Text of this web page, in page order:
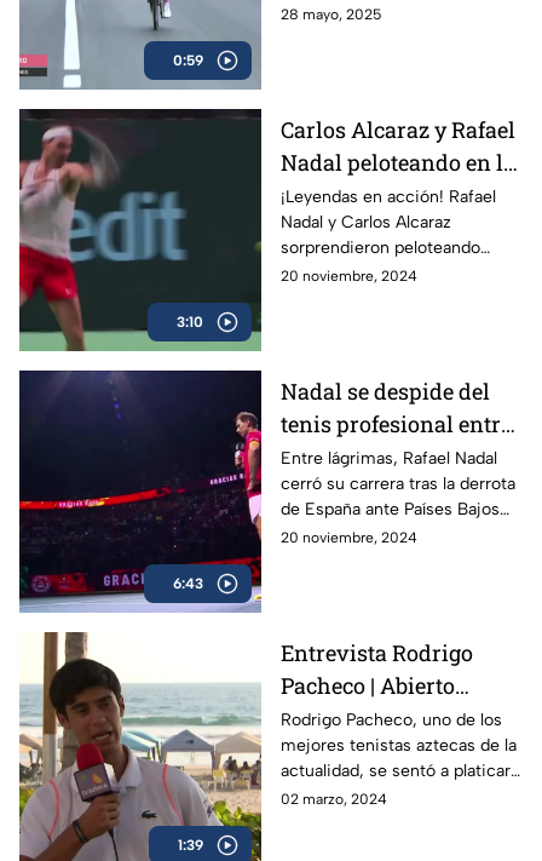
0:59
consolidándose como líder de
28 mayo, 2025
3:10
Carlos Alcaraz y Rafael
Nadal peloteando en la
Copa Davis
¡Leyendas en acción! Rafael
Nadal y Carlos Alcaraz
sorprendieron peloteando
juntos en la Copa Davis
20 noviembre, 2024
6:43
Nadal se despide del
tenis profesional entre
lágrimas
Entre lágrimas, Rafael Nadal
cerró su carrera tras la derrota
de España ante Países Bajos
en la Copa Davis, dejando un
20 noviembre, 2024
1:39
Entrevista Rodrigo
Pacheco | Abierto
Mexicano de Tenis
Rodrigo Pacheco, uno de los
mejores tenistas aztecas de la
actualidad, se sentó a platicar
con TV Azteca previo al
02 marzo, 2024